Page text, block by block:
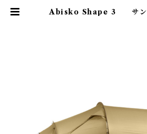
Abisko Shape 3 サン